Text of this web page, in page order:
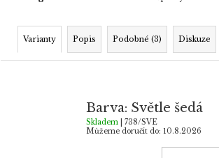
Varianty Popis Podobné (3) Diskuze
Barva: Světle šedá
Skladem
| 738/SVE
Můžeme doručit do: 10.8.2026